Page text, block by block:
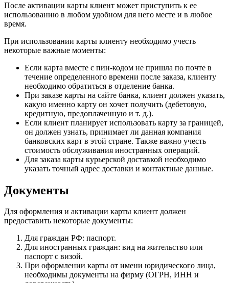
После активации карты клиент может приступить к ее
использованию в любом удобном для него месте и в любое
время.
При использовании карты клиенту необходимо учесть
некоторые важные моменты:
Если карта вместе с пин-кодом не пришла по почте в
течение определенного времени после заказа, клиенту
необходимо обратиться в отделение банка.
При заказе карты на сайте банка, клиент должен указать,
какую именно карту он хочет получить (дебетовую,
кредитную, предоплаченную и т. д.).
Если клиент планирует использовать карту за границей,
он должен узнать, принимает ли данная компания
банковских карт в этой стране. Также важно учесть
стоимость обслуживания иностранных операций.
Для заказа карты курьерской доставкой необходимо
указать точный адрес доставки и контактные данные.
Документы
Для оформления и активации карты клиент должен
предоставить некоторые документы:
Для граждан РФ: паспорт.
Для иностранных граждан: вид на жительство или
паспорт с визой.
При оформлении карты от имени юридического лица,
необходимы документы на фирму (ОГРН, ИНН и